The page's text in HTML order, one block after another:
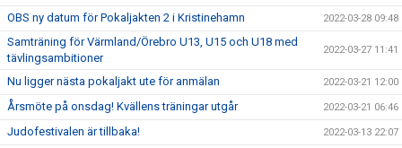
OBS ny datum för Pokaljakten 2 i Kristinehamn 2022-03-28 09:48
Samträning för Värmland/Örebro U13, U15 och U18 med
tävlingsambitioner
2022-03-27 11:41
Nu ligger nästa pokaljakt ute för anmälan 2022-03-21 12:00
Årsmöte på onsdag! Kvällens träningar utgår 2022-03-21 06:46
Judofestivalen är tillbaka! 2022-03-13 22:07